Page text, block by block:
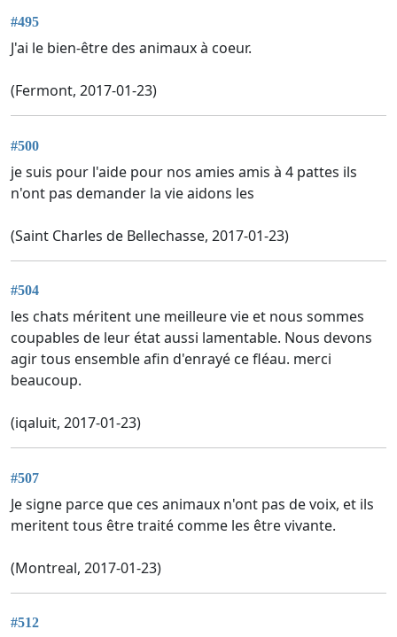
#495
J'ai le bien-être des animaux à coeur.
(Fermont, 2017-01-23)
#500
je suis pour l'aide pour nos amies amis à 4 pattes ils
n'ont pas demander la vie aidons les
(Saint Charles de Bellechasse, 2017-01-23)
#504
les chats méritent une meilleure vie et nous sommes
coupables de leur état aussi lamentable. Nous devons
agir tous ensemble afin d'enrayé ce fléau. merci
beaucoup.
(iqaluit, 2017-01-23)
#507
Je signe parce que ces animaux n'ont pas de voix, et ils
meritent tous être traité comme les être vivante.
(Montreal, 2017-01-23)
#512